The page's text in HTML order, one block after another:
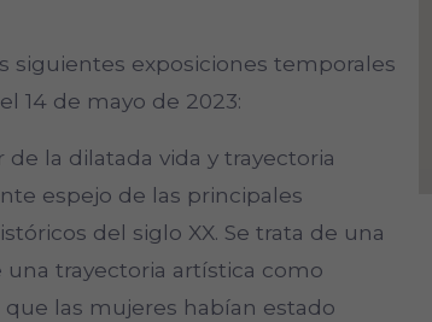
siguientes exposiciones temporales
14 de mayo de 2023:
la dilatada vida y trayectoria
espejo de las principales
del siglo XX. Se trata de una
trayectoria artística como
las mujeres habían estado